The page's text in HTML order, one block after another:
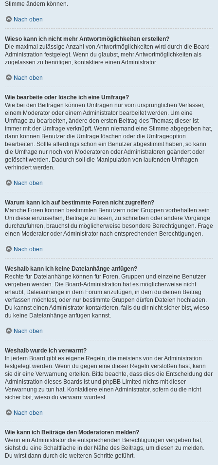
Stimme ändern können.
Nach oben
Wieso kann ich nicht mehr Antwortmöglichkeiten erstellen?
Die maximal zulässige Anzahl von Antwortmöglichkeiten wird durch die Board-
Administration festgelegt. Wenn du glaubst, mehr Antwortmöglichkeiten als
zugelassen zu benötigen, kontaktiere einen Administrator.
Nach oben
Wie bearbeite oder lösche ich eine Umfrage?
Wie bei den Beiträgen können Umfragen nur vom ursprünglichen Verfasser,
einem Moderator oder einem Administrator bearbeitet werden. Um eine
Umfrage zu bearbeiten, ändere den ersten Beitrag des Themas; dieser ist
immer mit der Umfrage verknüpft. Wenn niemand eine Stimme abgegeben hat,
dann können Benutzer die Umfrage löschen oder die Umfrageoption
bearbeiten. Sollte allerdings schon ein Benutzer abgestimmt haben, so kann
die Umfrage nur noch von Moderatoren oder Administratoren geändert oder
gelöscht werden. Dadurch soll die Manipulation von laufenden Umfragen
verhindert werden.
Nach oben
Warum kann ich auf bestimmte Foren nicht zugreifen?
Manche Foren können bestimmten Benutzern oder Gruppen vorbehalten sein.
Um diese einzusehen, Beiträge zu lesen, zu schreiben oder andere Vorgänge
durchzuführen, brauchst du möglicherweise besondere Berechtigungen. Frage
einen Moderator oder Administrator nach entsprechenden Berechtigungen.
Nach oben
Weshalb kann ich keine Dateianhänge anfügen?
Rechte für Dateianhänge können für Foren, Gruppen und einzelne Benutzer
vergeben werden. Die Board-Administration hat es möglicherweise nicht
erlaubt, Dateianhänge in dem Forum anzufügen, in dem du deinen Beitrag
verfassen möchtest, oder nur bestimmte Gruppen dürfen Dateien hochladen.
Du kannst einen Administrator kontaktieren, falls du dir nicht sicher bist, wieso
du keine Dateianhänge anfügen kannst.
Nach oben
Weshalb wurde ich verwarnt?
In jedem Board gibt es eigene Regeln, die meistens von der Administration
festgelegt werden. Wenn du gegen eine dieser Regeln verstoßen hast, kann
sie dir eine Verwarnung erteilen. Bitte beachte, dass dies die Entscheidung der
Administration dieses Boards ist und phpBB Limited nichts mit dieser
Verwarnung zu tun hat. Kontaktiere einen Administrator, sofern du die nicht
sicher bist, wieso du verwarnt wurdest.
Nach oben
Wie kann ich Beiträge den Moderatoren melden?
Wenn ein Administrator die entsprechenden Berechtigungen vergeben hat,
siehst du eine Schaltfläche in der Nähe des Beitrags, um diesen zu melden.
Du wirst dann durch die weiteren Schritte geführt.